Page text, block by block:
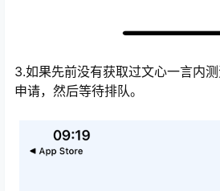
3.如果先前没有获取过文心一言内
申请，然后等待排队。